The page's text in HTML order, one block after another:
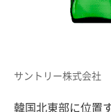
サントリー株式会社
韓国北東部に位置